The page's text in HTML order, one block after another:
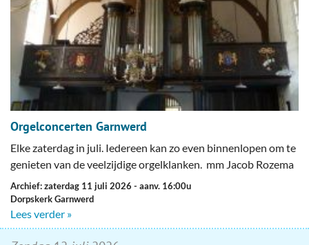
Orgelconcerten Garnwerd
Elke zaterdag in juli. Iedereen kan zo even binnenlopen om te
genieten van de veelzijdige orgelklanken. mm Jacob Rozema
Archief: zaterdag 11 juli 2026 - aanv. 16:00u
Dorpskerk Garnwerd
Lees verder »